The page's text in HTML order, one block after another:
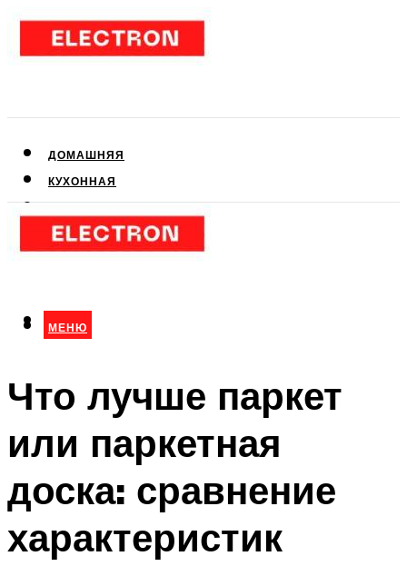
ДОМАШНЯЯ
КУХОННАЯ
КЛИМАТИЧЕСКАЯ
МЕНЮ
МЕНЮ
Что лучше паркет
или паркетная
доска: сравнение
характеристик